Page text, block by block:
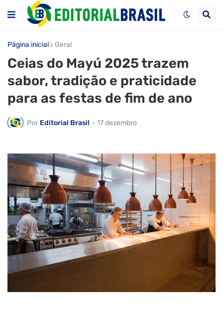
Página inicial Geral
Ceias do Mayú 2025 trazem
sabor, tradição e praticidade
para as festas de fim de ano
Por Editorial Brasil - 17 dezembro